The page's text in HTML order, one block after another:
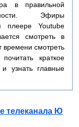
в правильной
Эфиры
плеере Youtube
смотреть в
времени смотреть
краткое
узнать главные
телеканала Ю